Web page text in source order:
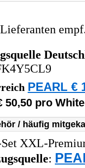
PEARL €
50,50 pro
/ häufig
XXL-
: